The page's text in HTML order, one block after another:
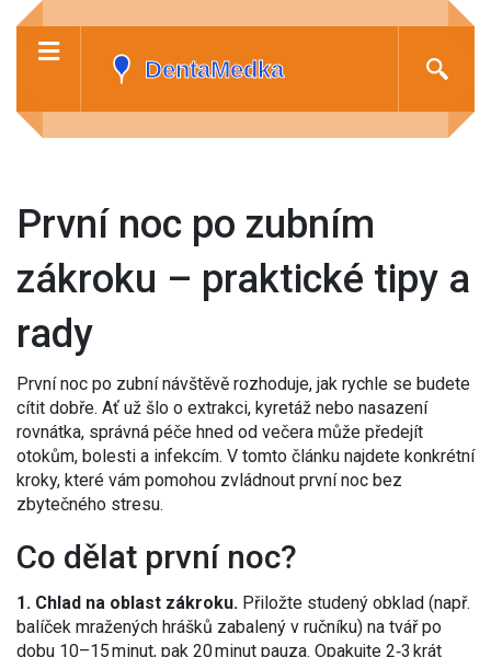
První noc po zubním
zákroku – praktické tipy a
rady
První noc po zubní návštěvě rozhoduje, jak rychle se budete
cítit dobře. Ať už šlo o extrakci, kyretáž nebo nasazení
rovnátka, správná péče hned od večera může předejít
otokům, bolesti a infekcím. V tomto článku najdete konkrétní
kroky, které vám pomohou zvládnout první noc bez
zbytečného stresu.
Co dělat první noc?
1. Chlad na oblast zákroku. Přiložte studený obklad (např.
balíček mražených hrášků zabalený v ručníku) na tvář po
dobu 10–15 minut, pak 20 minut pauza. Opakujte 2‑3 krát